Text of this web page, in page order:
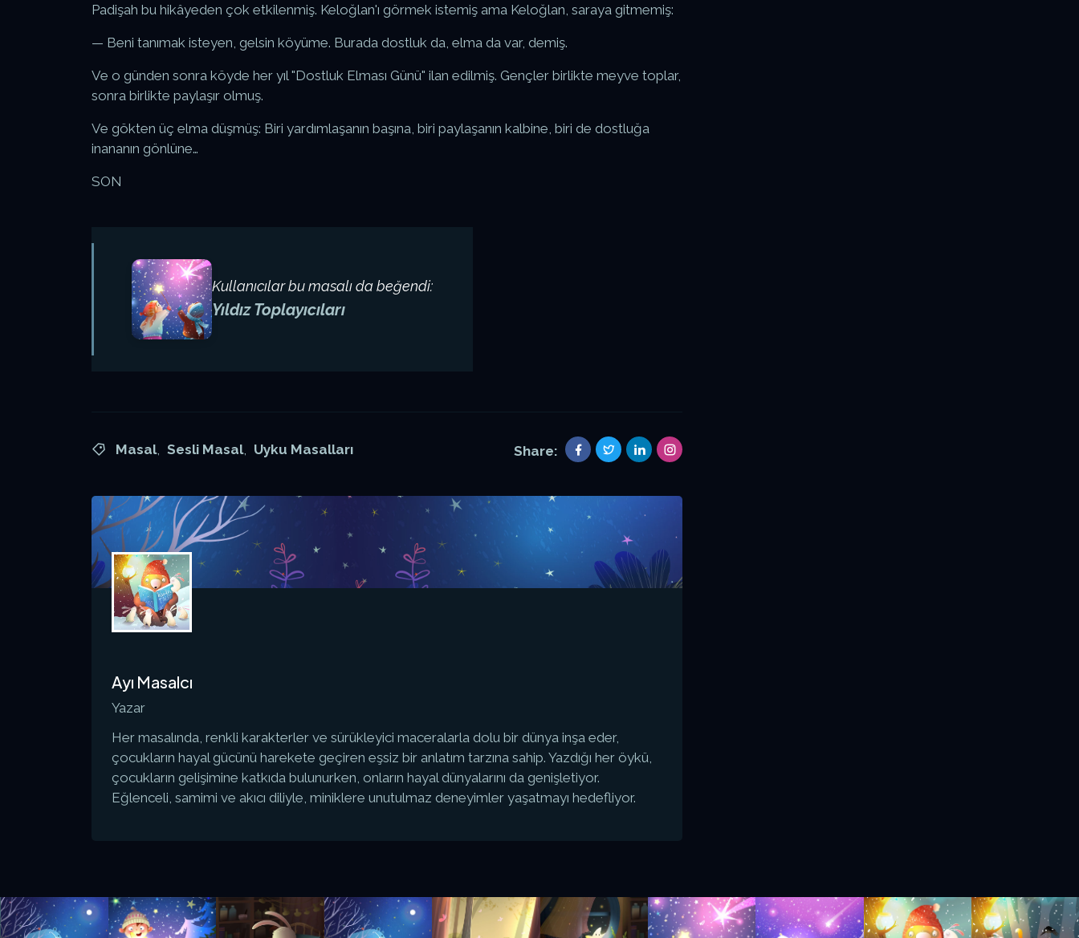
Padişah bu hikâyeden çok etkilenmiş. Keloğlan'ı görmek istemiş ama Keloğlan, saraya gitmemiş:
— Beni tanımak isteyen, gelsin köyüme. Burada dostluk da, elma da var, demiş.
Ve o günden sonra köyde her yıl "Dostluk Elması Günü" ilan edilmiş. Gençler birlikte meyve toplar,
sonra birlikte paylaşır olmuş.
Ve gökten üç elma düşmüş: Biri yardımlaşanın başına, biri paylaşanın kalbine, biri de dostluğa
inananın gönlüne…
SON
Kullanıcılar bu masalı da beğendi:
Yıldız Toplayıcıları
Masal, Sesli Masal, Uyku Masalları Share:
Ayı Masalcı
Yazar
Her masalında, renkli karakterler ve sürükleyici maceralarla dolu bir dünya inşa eder,
çocukların hayal gücünü harekete geçiren eşsiz bir anlatım tarzına sahip. Yazdığı her öykü,
çocukların gelişimine katkıda bulunurken, onların hayal dünyalarını da genişletiyor.
Eğlenceli, samimi ve akıcı diliyle, miniklere unutulmaz deneyimler yaşatmayı hedefliyor.